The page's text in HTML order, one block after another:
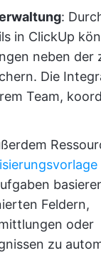
:
in ClickUp
neben der
Die
Team,
Feldern,
oder
zu